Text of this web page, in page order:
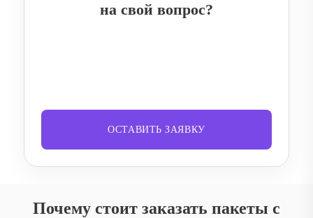
на свой вопрос?
ОСТАВИТЬ ЗАЯВКУ
Почему стоит заказать пакеты с